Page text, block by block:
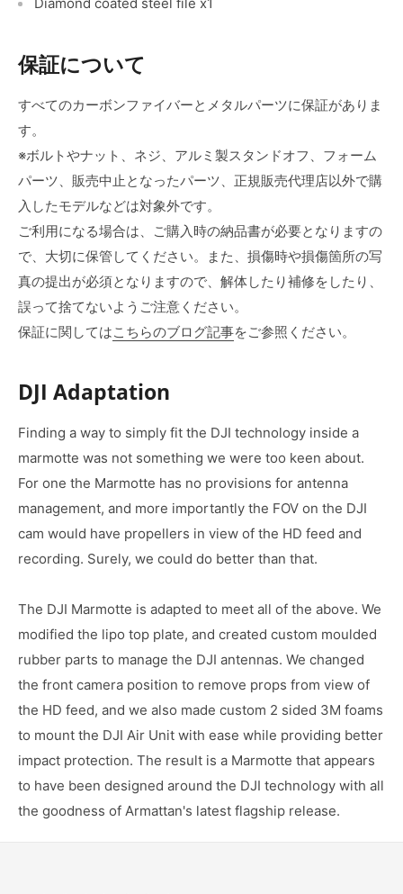
保証について
すべてのカーボンファイバーとメタルパーツに保証がありま
す。
※ボルトやナット、ネジ、アルミ製スタンドオフ、フォーム
パーツ、販売中止となったパーツ、正規販売代理店以外で購
入したモデルなどは対象外です。
ご利用になる場合は、ご購入時の納品書が必要となりますの
で、大切に保管してください。また、損傷時や損傷箇所の写
真の提出が必須となりますので、解体したり補修をしたり、
誤って捨てないようご注意ください。
保証に関してはこちらのブログ記事をご参照ください。
DJI Adaptation
Finding a way to simply fit the DJI technology inside a
marmotte was not something we were too keen about.
For one the Marmotte has no provisions for antenna
management, and more importantly the FOV on the DJI
cam would have propellers in view of the HD feed and
recording. Surely, we could do better than that.
The DJI Marmotte is adapted to meet all of the above. We
modified the lipo top plate, and created custom moulded
rubber parts to manage the DJI antennas. We changed
the front camera position to remove props from view of
the HD feed, and we also made custom 2 sided 3M foams
to mount the DJI Air Unit with ease while providing better
impact protection. The result is a Marmotte that appears
to have been designed around the DJI technology with all
the goodness of Armattan's latest flagship release.